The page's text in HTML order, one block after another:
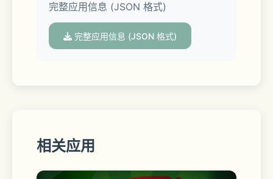
完整应用信息 (JSON 格式)
完整应用信息 (JSON 格式)
相关应用